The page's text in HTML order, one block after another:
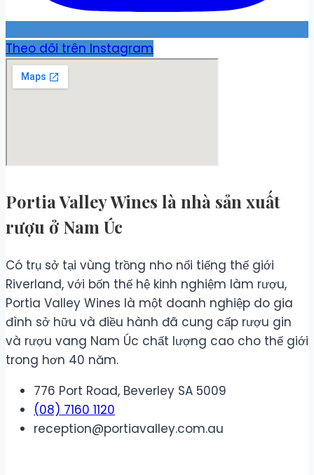
Theo dõi trên Instagram
Portia Valley Wines là nhà sản xuất
rượu ở Nam Úc
Có trụ sở tại vùng trồng nho nổi tiếng thế giới
Riverland, với bốn thế hệ kinh nghiệm làm rượu,
Portia Valley Wines là một doanh nghiệp do gia
đình sở hữu và điều hành đã cung cấp rượu gin
và rượu vang Nam Úc chất lượng cao cho thế giới
trong hơn 40 năm.
776 Port Road, Beverley SA 5009
(08) 7160 1120
reception@portiavalley.com.au